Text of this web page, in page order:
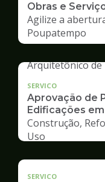
Obras e
Agilize a
Poupatempo
SERVICO
Aprovação de
Edificações em
Construção,
Uso
SERVICO